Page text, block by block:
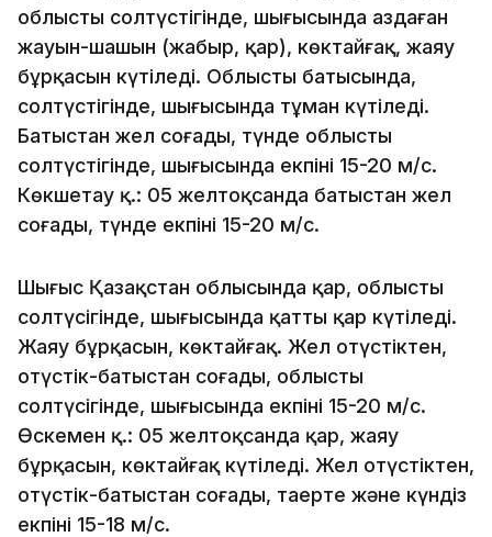
облыстың солтүстігінде, шығысында аздаған
жауын-шашын (жаңбыр, қар), көктайғақ, жаяу
бұрқасын күтіледі. Облыстың батысында,
солтүстігінде, шығысында тұман күтіледі.
Батыстан жел соғады, түнде облыстың
солтүстігінде, шығысында екпіні 15-20 м/с.
Көкшетау қ.: 05 желтоқсанда батыстан жел
соғады, түнде екпіні 15-20 м/с.
Шығыс Қазақстан облысында қар, облыстың
солтүсігінде, шығысында қатты қар күтіледі.
Жаяу бұрқасын, көктайғақ. Жел оңтүстіктен,
оңтүстік-батыстан соғады, облыстың
солтүсігінде, шығысында екпіні 15-20 м/с.
Өскемен қ.: 05 желтоқсанда қар, жаяу
бұрқасын, көктайғақ күтіледі. Жел оңтүстіктен,
оңтүстік-батыстан соғады, таңертең және күндіз
екпіні 15-18 м/с.